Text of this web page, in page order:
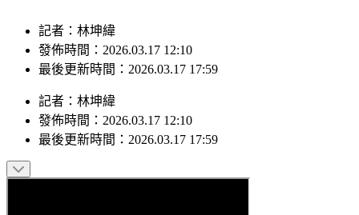
發佈時間：2026.03.17 12:10
最後更新時間：2026.03.17 17:59
發佈時間：2026.03.17 12:10
最後更新時間：2026.03.17 17:59